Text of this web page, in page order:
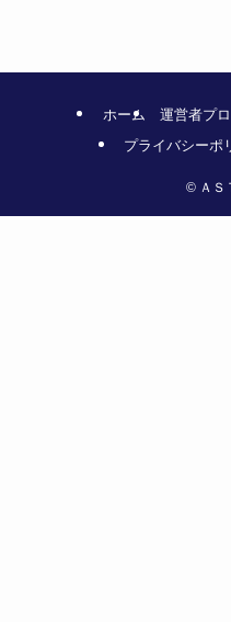
ホーム 運営者プ
プライバシーポ
© ＡＳ